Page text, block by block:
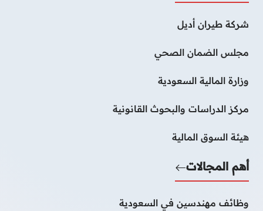
شركة طيران أديل
مجلس الضمان الصحي
وزارة المالية السعودية
مركز الدراسات والبحوث القانونية
هيئة السوق المالية
أهم المجالات
وظائف مهندسين في السعودية